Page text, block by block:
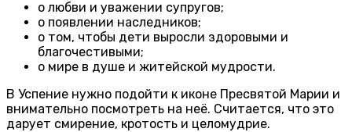
о любви и уважении супругов;
о появлении наследников;
о том, чтобы дети выросли здоровыми и
благочестивыми;
о мире в душе и житейской мудрости.
В Успение нужно подойти к иконе Пресвятой Марии и
внимательно посмотреть на неё. Считается, что это
дарует смирение, кротость и целомудрие.